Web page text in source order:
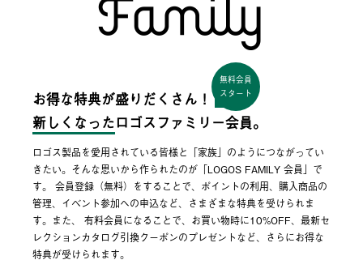
お得な特典が盛りだくさん！
無料会員
スタート
新しくなった ロゴスファミリー会員。
ロゴス製品を愛用されている皆様と「家族」のようにつながってい
きたい。そんな思いから作られたのが「LOGOS FAMILY 会員」で
す。 会員登録（無料）をすることで、ポイントの利用、購入商品の
管理、イベント参加への申込など、さまざまな特典を受けられま
す。また、 有料会員になることで、お買い物時に10%OFF、最新セ
レクションカタログ引換クーポンのプレゼントなど、さらにお得な
特典が受けられます。